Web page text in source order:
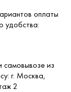
оплаты
удобства:
самовывозе из
г. Москва,
2